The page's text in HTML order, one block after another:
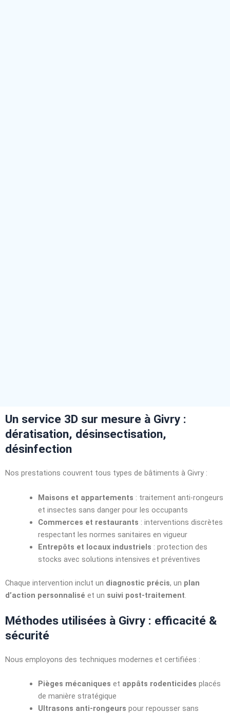
Un service 3D sur mesure à Givry :
dératisation, désinsectisation,
désinfection
Nos prestations couvrent tous types de bâtiments à Givry :
Maisons et appartements : traitement anti-rongeurs
et insectes sans danger pour les occupants
Commerces et restaurants : interventions discrètes
respectant les normes sanitaires en vigueur
Entrepôts et locaux industriels : protection des
stocks avec solutions intensives et préventives
Chaque intervention inclut un diagnostic précis, un plan
d’action personnalisé et un suivi post-traitement
Méthodes utilisées à Givry : efficacité &
sécurité
Nous employons des techniques modernes et certifiées :
Pièges mécaniques et appâts rodenticides placés
de manière stratégique
Ultrasons anti-rongeurs pour repousser sans